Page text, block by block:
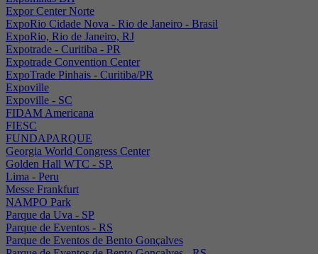
Expor Center Norte
ExpoRio Cidade Nova - Rio de Janeiro - Brasil
ExpoRio, Rio de Janeiro, RJ
Expotrade - Curitiba - PR
Expotrade Convention Center
ExpoTrade Pinhais - Curitiba/PR
Expoville
Expoville - SC
FIDAM Americana
FIESC
FUNDAPARQUE
Georgia World Congress Center
Golden Hall WTC - SP.
Lima - Peru
Messe Frankfurt
NAMPO Park
Parque da Uva - SP
Parque de Eventos - RS
Parque de Eventos de Bento Gonçalves